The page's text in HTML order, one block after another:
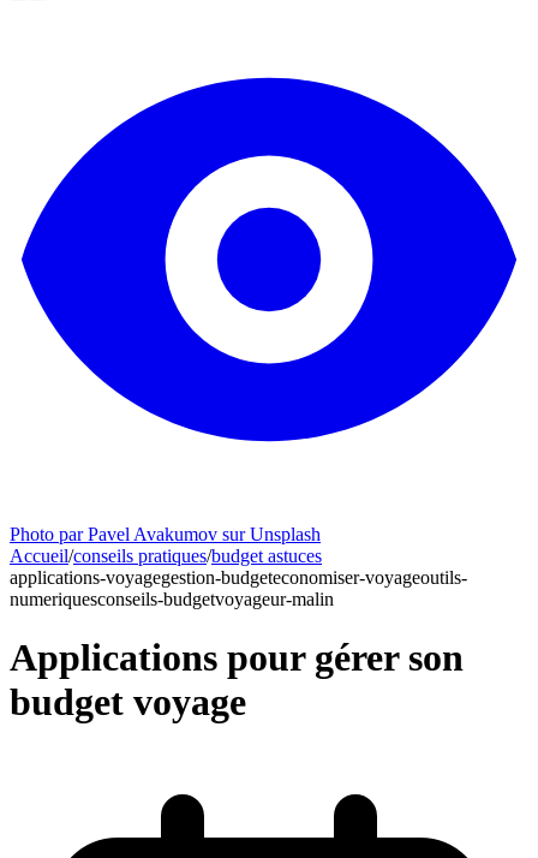
Photo par Pavel Avakumov sur Unsplash
Accueil/conseils pratiques/budget astuces
applications-voyagegestion-budgeteconomiser-voyageoutils-
numeriquesconseils-budgetvoyageur-malin
Applications pour gérer son
budget voyage